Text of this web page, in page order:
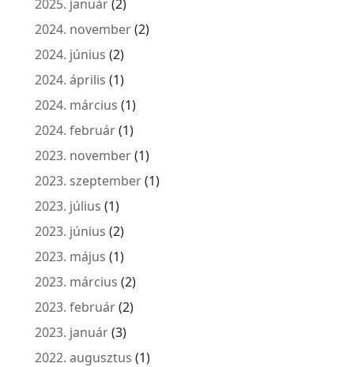
2025. január(2)
2024. november(2)
2024. június (2)
2024. április (1)
2024. március (1)
2024. február(1)
2023. november(1)
2023. szeptember(1)
2023. július (1)
2023. június (2)
2023. május (1)
2023. március (2)
2023. február(2)
2023. január(3)
2022. augusztus (1)